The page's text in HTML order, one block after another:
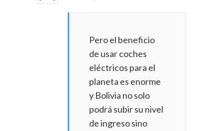
Pero el beneficio
de usar coches
eléctricos para el
planeta es enorme
y Bolivia no solo
podrá subir su nivel
de ingreso sino